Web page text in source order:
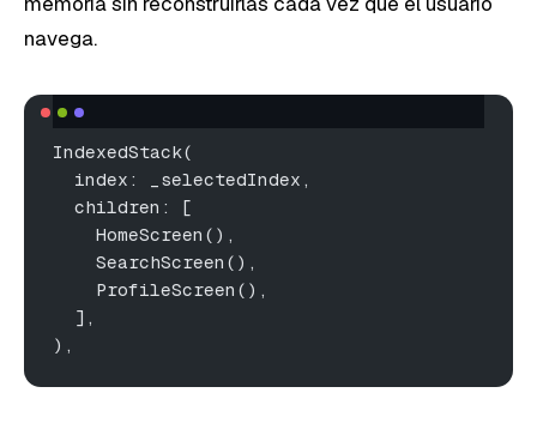
navega.
IndexedStack(
  index: _selectedIndex,
  children: [
    HomeScreen(),
    SearchScreen(),
    ProfileScreen(),
  ],
),